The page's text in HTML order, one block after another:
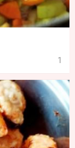
1